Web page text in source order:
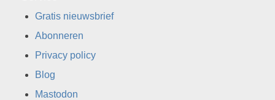
Gratis nieuwsbrief
Abonneren
Privacy policy
Blog
Mastodon